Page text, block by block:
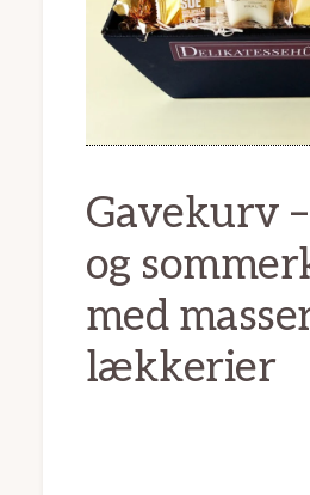
Gavekurv
og
med
lækkerier